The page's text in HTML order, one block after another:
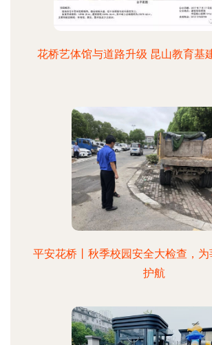
花桥艺体馆与道路升级 昆山教育基
平安花桥丨秋季校园安全大检查，
护航